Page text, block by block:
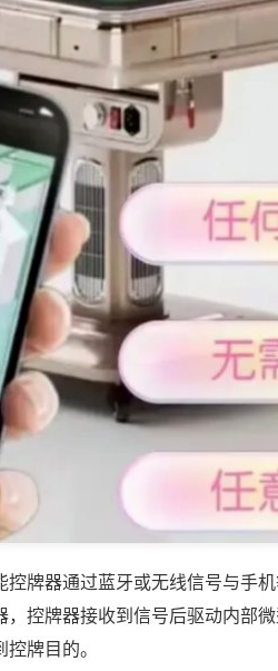
牌器通过蓝牙或无线信号与手
控牌器接收到信号后驱动内部
牌目的。